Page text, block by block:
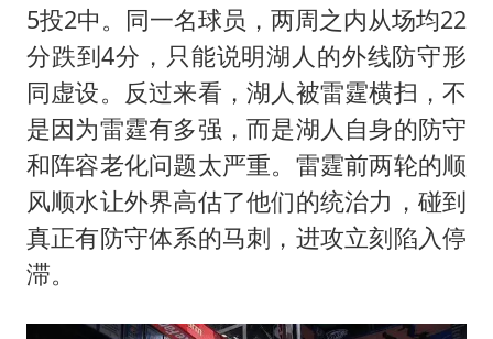
5投2中。同一名球员，两周之内从场均22
分跌到4分，只能说明湖人的外线防守形
同虚设。反过来看，湖人被雷霆横扫，不
是因为雷霆有多强，而是湖人自身的防守
和阵容老化问题太严重。雷霆前两轮的顺
风顺水让外界高估了他们的统治力，碰到
真正有防守体系的马刺，进攻立刻陷入停
滞。